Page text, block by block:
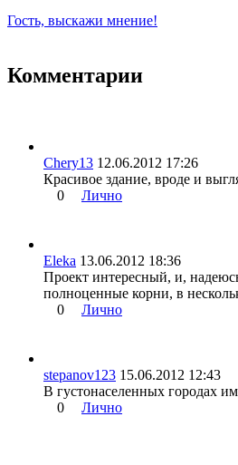
Гость, выскажи мнение!
Комментарии
Chery13 12.06.2012 17:26
Красивое здание, вроде и
0
Лично
Eleka 13.06.2012 18:36
Проект интересный, и,
полноценные корни, в
0
Лично
stepanov123 15.06.2012 12:43
В густонаселенных городах
0
Лично